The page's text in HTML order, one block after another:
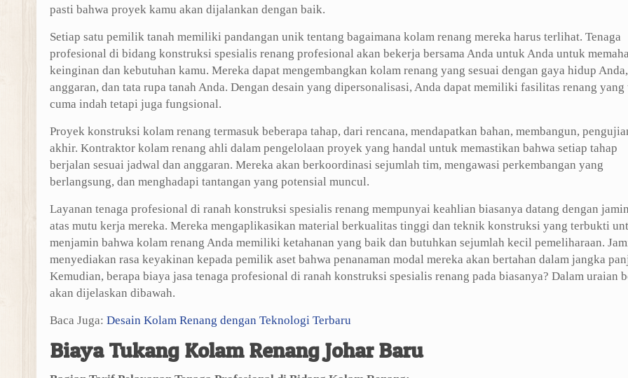
pasti bahwa proyek kamu akan dijalankan dengan baik.
Setiap satu pemilik tanah memiliki pandangan unik tentang bagaimana kolam renang mereka harus terlihat. Tenaga
profesional di bidang konstruksi spesialis renang profesional akan bekerja bersama Anda untuk Anda untuk
keinginan dan kebutuhan kamu. Mereka dapat mengembangkan kolam renang yang sesuai dengan gaya hidup Anda,
anggaran, dan tata rupa tanah Anda. Dengan desain yang dipersonalisasi, Anda dapat memiliki fasilitas renang yang
cuma indah tetapi juga fungsional.
Proyek konstruksi kolam renang termasuk beberapa tahap, dari rencana, mendapatkan bahan, membangun,
akhir. Kontraktor kolam renang ahli dalam pengelolaan proyek yang handal untuk memastikan bahwa setiap tahap
berjalan sesuai jadwal dan anggaran. Mereka akan berkoordinasi sejumlah tim, mengawasi perkembangan yang
berlangsung, dan menghadapi tantangan yang potensial muncul.
Layanan tenaga profesional di ranah konstruksi spesialis renang mempunyai keahlian biasanya datang dengan
atas mutu kerja mereka. Mereka mengaplikasikan material berkualitas tinggi dan teknik konstruksi yang terbukti
menjamin bahwa kolam renang Anda memiliki ketahanan yang baik dan butuhkan sejumlah kecil pemeliharaan.
menyediakan rasa keyakinan kepada pemilik aset bahwa penanaman modal mereka akan bertahan dalam jangka
Kemudian, berapa biaya jasa tenaga profesional di ranah konstruksi spesialis renang pada biasanya? Dalam uraian
akan dijelaskan dibawah.
Baca Juga: Desain Kolam Renang dengan Teknologi Terbaru
Biaya Tukang Kolam Renang Johar Baru